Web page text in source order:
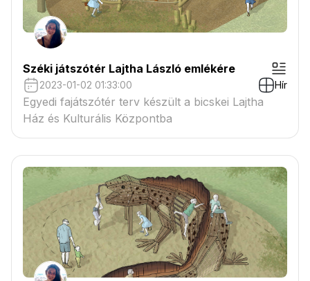
Széki játszótér Lajtha László emlékére
2023-01-02 01:33:00 Hír
Egyedi fajátszótér terv készült a bicskei Lajtha
Ház és Kulturális Központba